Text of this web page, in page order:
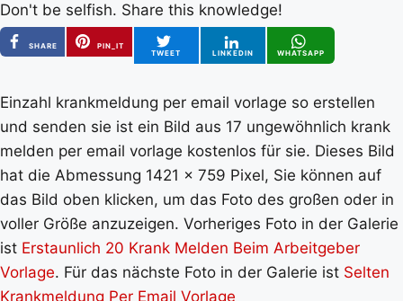
Don't be selfish. Share this knowledge!
SHARE
PIN_IT
TWEET
LINKEDIN WHATSAPP
Einzahl krankmeldung per email vorlage so erstellen
und senden sie ist ein Bild aus 17 ungewöhnlich krank
melden per email vorlage kostenlos für sie. Dieses Bild
hat die Abmessung 1421 x 759 Pixel, Sie können auf
das Bild oben klicken, um das Foto des großen oder in
voller Größe anzuzeigen. Vorheriges Foto in der Galerie
ist Erstaunlich 20 Krank Melden Beim Arbeitgeber
Vorlage. Für das nächste Foto in der Galerie ist Selten
Krankmeldung Per Email Vorlage